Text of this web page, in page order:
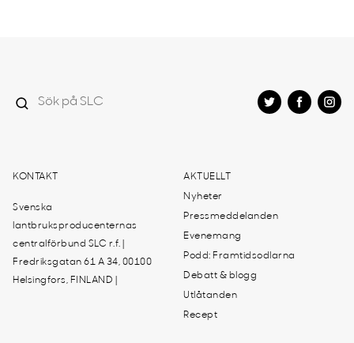
KONTAKT
Svenska
lantbruksproducenternas
centralförbund SLC r.f. |
Fredriksgatan 61 A 34, 00100
Helsingfors, FINLAND |
AKTUELLT
Nyheter
Pressmeddelanden
Evenemang
Podd: Framtidsodlarna
Debatt & blogg
Utlåtanden
Recept